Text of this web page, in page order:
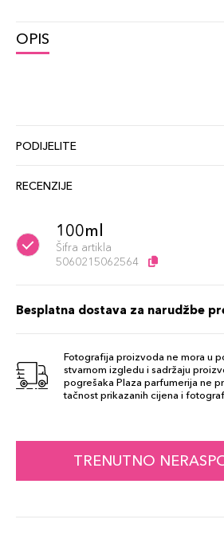
OPIS
PODIJELITE
RECENZIJE
100ml
Šifra artikla
5060215062564
Besplatna dostava za narudžbe
Fotografija proizvoda ne mora u
stvarnom izgledu i sadržaju
pogrešaka Plaza parfumerija ne
tačnost prikazanih cijena i
TRENUTNO